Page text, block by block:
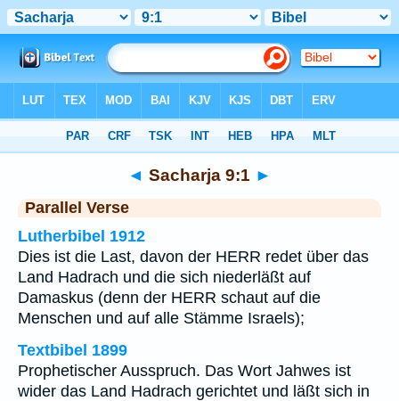
◄ Sacharja 9:1 ►
Parallel Verse
Lutherbibel 1912
Dies ist die Last, davon der HERR redet über das
Land Hadrach und die sich niederläßt auf
Damaskus (denn der HERR schaut auf die
Menschen und auf alle Stämme Israels);
Textbibel 1899
Prophetischer Ausspruch. Das Wort Jahwes ist
wider das Land Hadrach gerichtet und läßt sich in